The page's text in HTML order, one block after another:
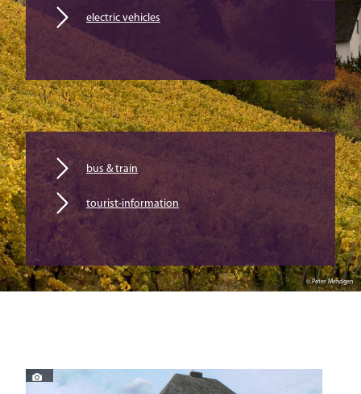
© Peter Mendgen
electric vehicles
bus & train
tourist-information